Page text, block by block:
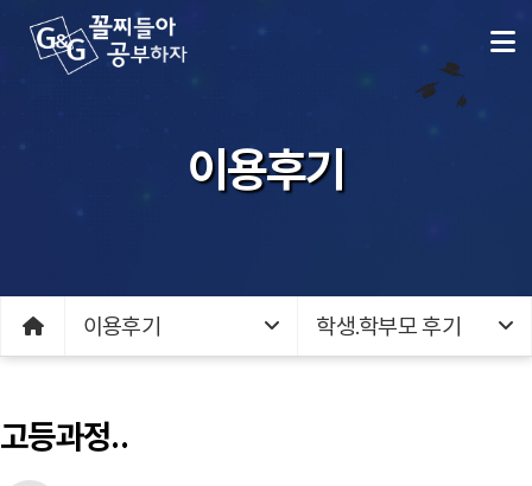
이용후기
이용후기 학생.학부모 후기
고등과정..